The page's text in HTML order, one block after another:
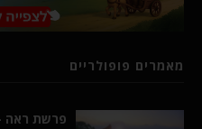
מאמרים פופולריים
פרשת ראה